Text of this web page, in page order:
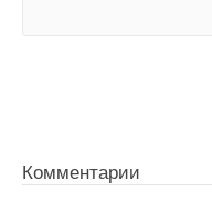
Комментарии
фактического
Модульный принцип в